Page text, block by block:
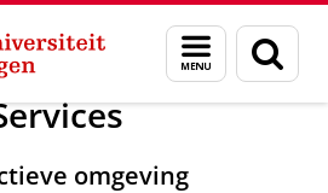
Menu
en
zoeken
University Services
omgeving